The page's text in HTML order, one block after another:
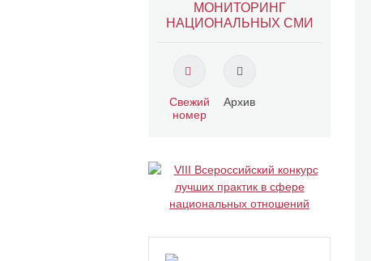
МОНИТОРИНГ
НАЦИОНАЛЬНЫХ СМИ
Свежий
номер
Архив